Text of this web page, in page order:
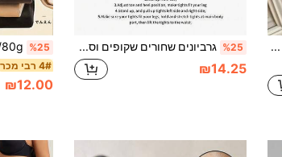
גרביונים מינימליסטיים בצבע אחיד, טייץ שקופ סקסי גבוה לנשים, טייץ דק חצי שקוף, גרביונים להרזיה וגמישים (מתאים ל-15-20°C), נוח
%25 גרביונים שחורים שקופים וסקסיים לנשים, 200 גרם, גרביונים אביב/סתיו/חורף למראה עסקי וסקסי, סתיו שיקי, סתיו סגנון חדש לנשים, מכנסיים חמים, שיק משרדי יומיומי (מתאים לטמפרטורות של 5-15°C)
₪14.25
%25
4# רבי מכר
₪12.00